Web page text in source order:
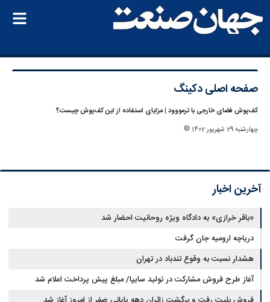
صفحه اصلیدکینگ
کف‌پوش فضای خارجی با ترمووود | مزایای استفاده از این کف‌پوش چیست؟
چهارشنبه 29 شهریور 1402
آخرین اخبار
«باقر خرازی» به دادگاه ویژه روحانیت احضار شد
دریاچه ارومیه جان گرفت
هشدار نسبت به وقوع تندباد در تهران
آغاز طرح فروش مشارکت در تولید سایپا/ مبلغ پیش پرداخت اعلام شد